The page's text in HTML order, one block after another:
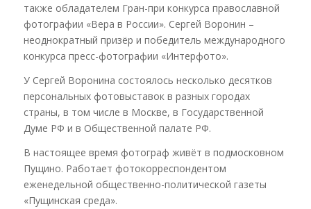
также обладателем Гран-при конкурса православной
фотографии «Вера в России». Сергей Воронин –
неоднократный призёр и победитель международного
конкурса пресс-фотографии «Интерфото».
У Сергей Воронина состоялось несколько десятков
персональных фотовыставок в разных городах
страны, в том числе в Москве, в Государственной
Думе РФ и в Общественной палате РФ.
В настоящее время фотограф живёт в подмосковном
Пущино. Работает фотокорреспондентом
еженедельной общественно-политической газеты
«Пущинская среда».